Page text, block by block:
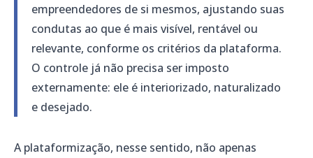
empreendedores de si mesmos, ajustando suas
condutas ao que é mais visível, rentável ou
relevante, conforme os critérios da plataforma.
O controle já não precisa ser imposto
externamente: ele é interiorizado, naturalizado
e desejado.
A plataformização, nesse sentido, não apenas